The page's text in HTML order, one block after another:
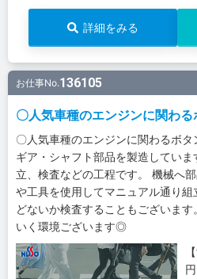
詳細をみる
お仕事No.136105
〇人気車種のエンジンに関わ
〇人気車種のエンジンに関わるボタ
ギア・シャフト部品を製造してい
立、検査などの工程です。 機械へ
や工具を使用してマニュアル通り
どないか検査することもございま
いく環境ございます◎